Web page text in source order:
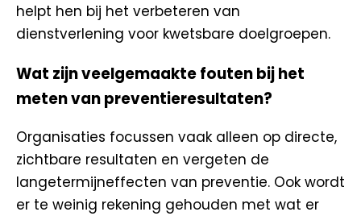
helpt hen bij het verbeteren van
dienstverlening voor kwetsbare doelgroepen.
Wat zijn veelgemaakte fouten bij het
meten van preventieresultaten?
Organisaties focussen vaak alleen op directe,
zichtbare resultaten en vergeten de
langetermijneffecten van preventie. Ook wordt
er te weinig rekening gehouden met wat er